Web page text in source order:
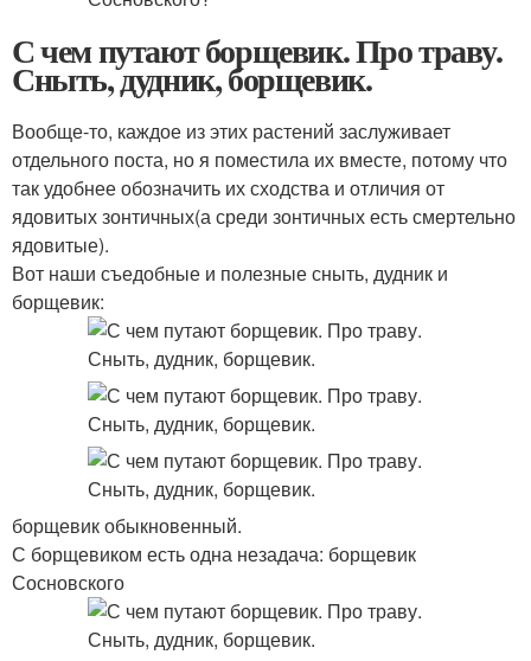
С чем путают борщевик. Про траву.
Сныть, дудник, борщевик.
Вообще-то, каждое из этих растений заслуживает
отдельного поста, но я поместила их вместе, потому что
так удобнее обозначить их сходства и отличия от
ядовитых зонтичных(а среди зонтичных есть смертельно
ядовитые).
Вот наши съедобные и полезные сныть, дудник и
борщевик:
борщевик обыкновенный.
С борщевиком есть одна незадача: борщевик
Сосновского